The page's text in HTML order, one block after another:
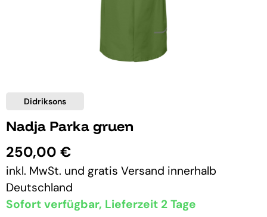
Didriksons
Nadja Parka gruen
250,00 €
inkl. MwSt. und gratis Versand innerhalb
Deutschland
Sofort verfügbar, Lieferzeit 2 Tage